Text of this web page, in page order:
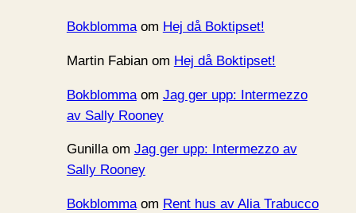
Bokblommaom Hej då Boktipset!
Martin Fabianom Hej då Boktipset!
Bokblommaom Jag ger upp: Intermezzo
av Sally Rooney
Gunillaom Jag ger upp: Intermezzo av
Sally Rooney
Bokblommaom Rent hus av Alia Trabucco